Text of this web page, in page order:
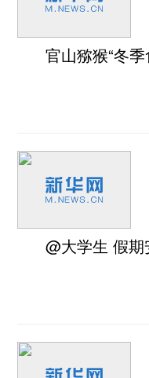
官山猕猴“冬季
@大学生 假期